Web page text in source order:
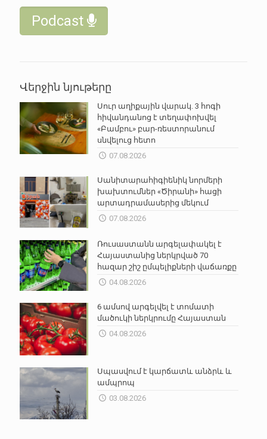
Podcast
Վերջին նյութերը
Սուր աղիքային վարակ. 3 հոգի
հիվանդանոց է տեղափոխվել
«Բամբու» բար-ռեստորանում
սնվելուց հետո
07.08.2026
Սանիտարահիգիենիկ նորմերի
խախտումներ «Ծիրանի» հացի
արտադրամասերից մեկում
07.08.2026
Ռուսաստանն արգելափակել է
Հայաստանից ներկրված 70
հազար շիշ ըմպելիքների վաճառքը
04.08.2026
6 ամսով արգելվել է տոմատի
մածուկի ներկրումը Հայաստան
04.08.2026
Սպասվում է կարճատև անձրև և
ամպրոպ
03.08.2026